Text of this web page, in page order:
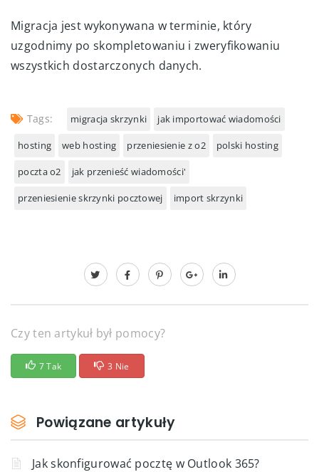
Migracja jest wykonywana w terminie, który
uzgodnimy po skompletowaniu i zweryfikowaniu
wszystkich dostarczonych danych.
Tags: migracja skrzynki jak importować wiadomości
hosting web hosting przeniesienie z o2 polski hosting
poczta o2 jak przenieść wiadomości'
przeniesienie skrzynki pocztowej import skrzynki
Czy ten artykuł był pomocy?
7 Tak 3 Nie
Powiązane artykuły
Jak skonfigurować pocztę w Outlook 365?